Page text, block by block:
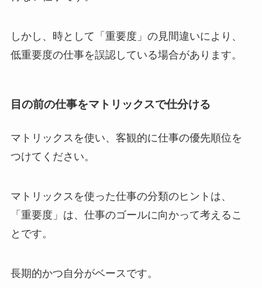
しかし、時として「重要度」の見間違いにより、
低重要度の仕事を誤認している場合があります。
目の前の仕事をマトリックスで仕分ける
マトリックスを使い、客観的に仕事の優先順位を
つけてください。
マトリックスを使った仕事の分類のヒントは、
「重要度」は、仕事のゴールに向かって考えるこ
とです。
長期的かつ自分がベースです。